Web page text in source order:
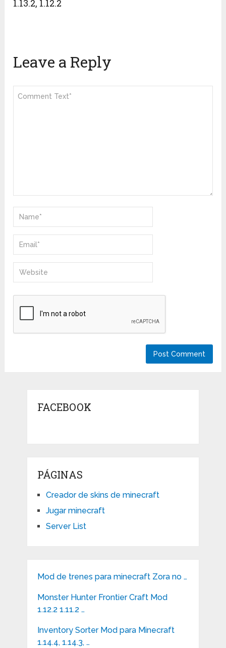
1.13.2, 1.12.2
Leave a Reply
FACEBOOK
PÁGINAS
Creador de skins de minecraft
Jugar minecraft
Server List
Mod de trenes para minecraft Zora no …
Monster Hunter Frontier Craft Mod
1.12.2 1.11.2 …
Inventory Sorter Mod para Minecraft
1.14.4, 1.14.3, …